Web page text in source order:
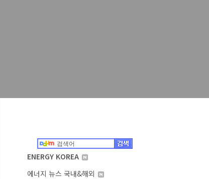
ENERGY KOREA
에너지 뉴스 국내&해외